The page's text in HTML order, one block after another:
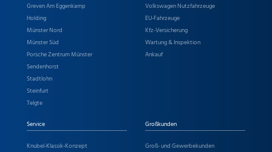
Greven Am Eggenkamp
Holding
Münster Nord
Münster Süd
Porsche Zentrum Münster
Sendenhorst
Stadtlohn
Steinfurt
Telgte
Volkswagen Nutzfahrzeuge
EU-Fahrzeuge
Kfz-Versicherung
Wartung & Inspektion
Ankauf
Service
Knubel-Klassik-Konzept
Großkunden
Groß- und Gewerbekunden